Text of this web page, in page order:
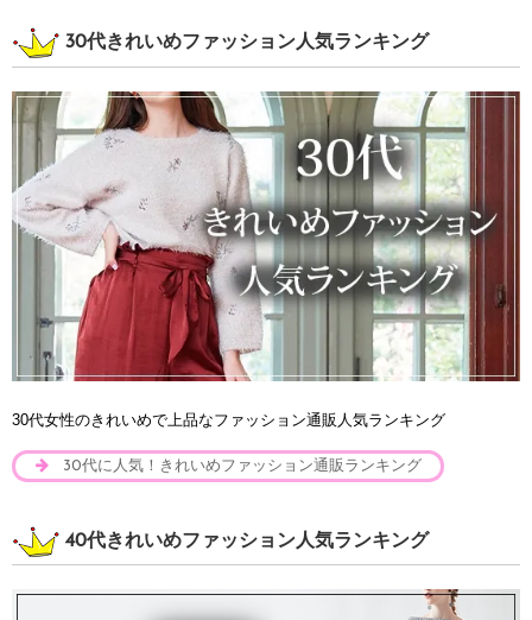
30代きれいめファッション人気ランキング
30代女性のきれいめで上品なファッション通販人気ランキング
30代に人気！きれいめファッション通販ランキング
40代きれいめファッション人気ランキング